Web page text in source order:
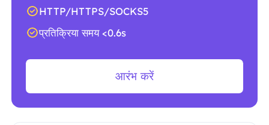
HTTP/HTTPS/SOCKS5
प्रतिक्रिया समय <0.6s
आरंभ करें